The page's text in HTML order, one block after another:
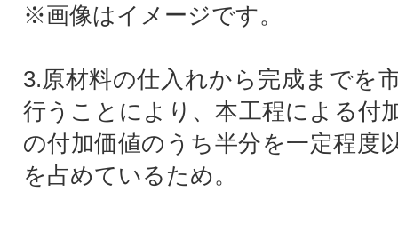
※画像はイメージです。
3.原材料の仕入れから完成までを
行うことにより、本工程による付
の付加価値のうち半分を一定程度
を占めているため。